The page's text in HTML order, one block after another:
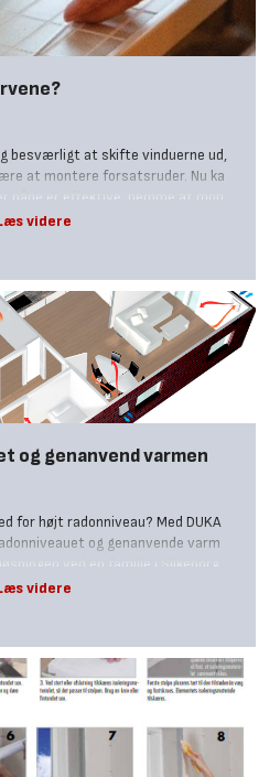
besværligt at skifte vinduerne ud,
at montere forsatsruder. Nu ka
både er effektive, nemme at mon
udtryk. Og så sparer du på bå
og genanvend varmen
for højt radonniveau? Med DUKA
og genanvende varm
ved en familie i Silkeborg
af radonniveauet på blot 19 dag
faldt drastisk i kældere